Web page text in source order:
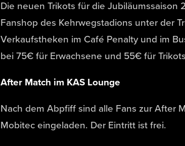
Die neuen Trikots für die Jubiläumssaison
Fanshop des Kehrwegstadions unter der
Verkaufstheken im Café Penalty und im
bei 75€ für Erwachsene und 55€ für
After Match im KAS Lounge
Nach dem Abpfiff sind alle Fans zur After
Mobitec eingeladen. Der Eintritt ist frei.